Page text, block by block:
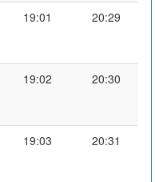
19:01 20:29
19:02 20:30
19:03 20:31